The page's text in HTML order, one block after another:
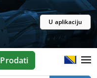
U aplikaciju
Prodati